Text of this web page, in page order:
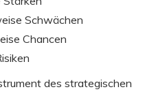
Schwächen
Chancen
des strategischen